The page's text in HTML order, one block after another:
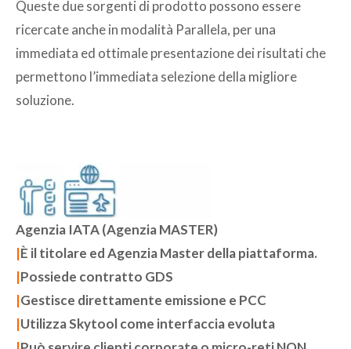
Queste due sorgenti di prodotto possono essere
ricercate anche in modalità Parallela, per una
immediata ed ottimale presentazione dei risultati che
permettono l’immediata selezione della migliore
soluzione.
Agenzia IATA (Agenzia MASTER)
|È il titolare ed Agenzia Master della piattaforma.
|Possiede contratto GDS
|Gestisce direttamente emissione e PCC
|Utilizza Skytool come interfaccia evoluta